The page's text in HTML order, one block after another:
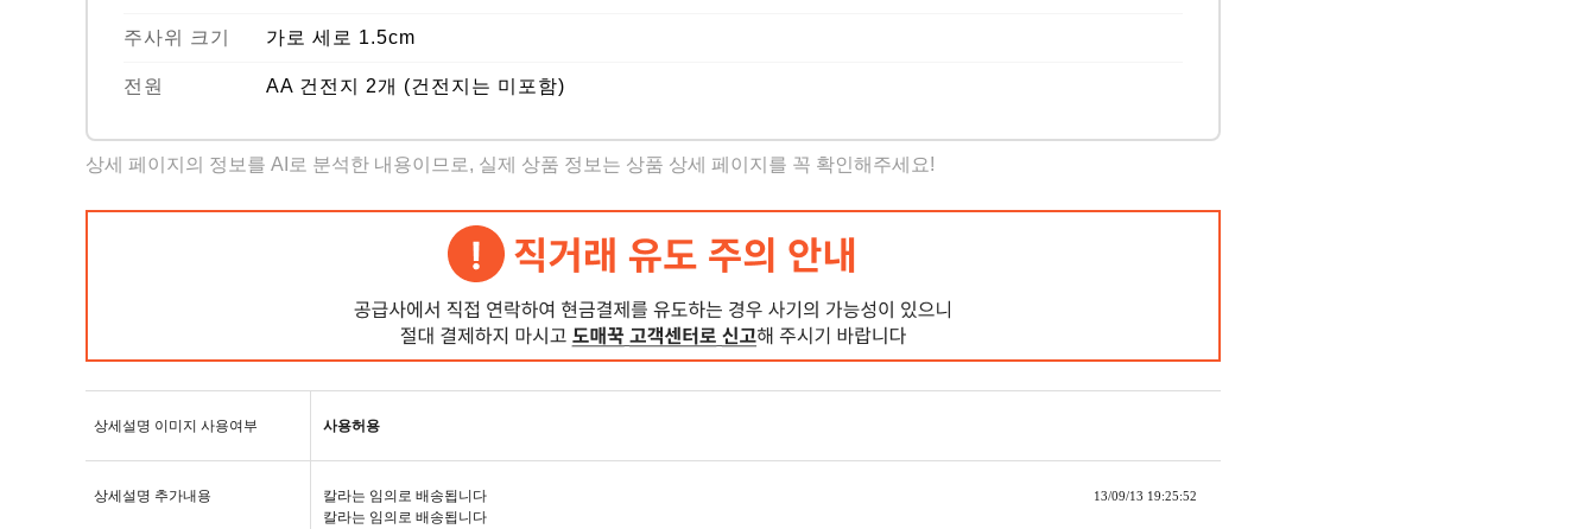
주사위 크기 가로 세로 1.5cm
전원 AA 건전지 2개 (건전지는 미포함)
상세 페이지의 정보를 AI로 분석한 내용이므로, 실제 상품 정보는 상품 상세 페이지를 꼭 확인해주세요!
상세설명 이미지 사용여부 사용허용
상세설명 추가내용
칼라는 임의로 배송됩니다
칼라는 임의로 배송됩니다
13/09/13 19:25:52